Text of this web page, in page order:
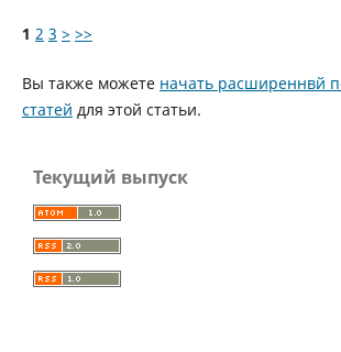
1 2 3 > >>
Вы также можете начать расширеннвй
статей для этой статьи.
Текущий выпуск